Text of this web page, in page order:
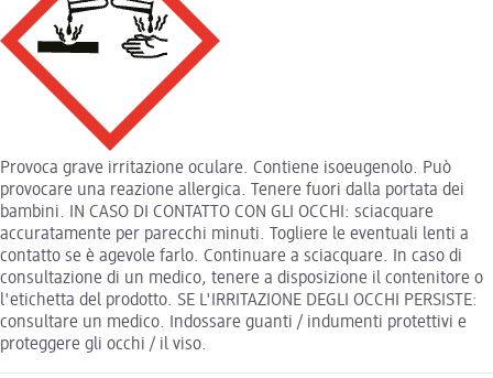
Provoca grave irritazione oculare. Contiene isoeugenolo. Può
provocare una reazione allergica. Tenere fuori dalla portata dei
bambini. IN CASO DI CONTATTO CON GLI OCCHI: sciacquare
accuratamente per parecchi minuti. Togliere le eventuali lenti a
contatto se è agevole farlo. Continuare a sciacquare. In caso di
consultazione di un medico, tenere a disposizione il contenitore o
l'etichetta del prodotto. SE L'IRRITAZIONE DEGLI OCCHI PERSISTE:
consultare un medico. Indossare guanti / indumenti protettivi e
proteggere gli occhi / il viso.